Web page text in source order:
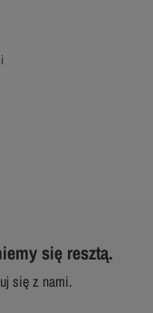
się resztą.
się z nami.